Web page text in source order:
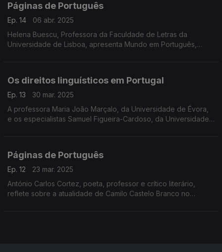
Páginas de Português
Ep. 14
06 abr. 2025
Helena Buescu, Professora da Faculdade de Letras da
Universidade de Lisboa, apresenta Mundo em Português,
Os direitos linguísticos em Portugal
Ep. 13
30 mar. 2025
A professora Maria João Marçalo, da Universidade de Évora,
e os especialistas Samuel Figueira-Cardoso, da Universidade
Páginas de Português
Ep. 12
23 mar. 2025
António Carlos Cortez, poeta, professor e crítico literário,
reflete sobre a atualidade de Camilo Castelo Branco no